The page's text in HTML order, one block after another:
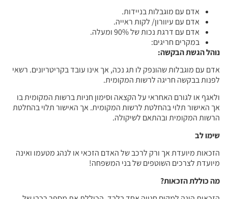
אדם עם מוגבלות בניידות.
אדם עם עיוורון/ לקות ראייה.
אדם עם דרגת נכות של 90% ומעלה.
במקרים חריגים:
נוהל הגשת הבקשה:
אדם עם מוגבלות שהונפק לו תג נכה, אך אינו עובד בקריטריונים. רשאי
לפנות בבקשה חריגה לרשות המקומית.
ולאגף או לגורם האחראי על הקצאה וסימון חניות ברשות המקומית בו
אך האישור תלוי בהחלטת לרשות המקומית. אך האישור תלוי בהחלטת
הרשות המקומית ובהתאם לשיקולה.
שימו לב
הזכאות מיועדת אך ורק לרכב של האדם הזכאי או לנהג מטעמו ואינה
מיועדת לצרכים השוטפים של בני המשפחה!
מה כוללת הזכאות?